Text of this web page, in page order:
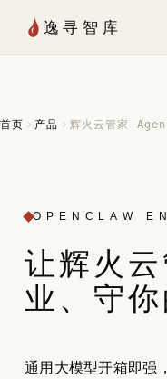
Skip to Content
逸寻智库
首页 产品 辉火云管家
OPENCLAW
让辉火
业、守
通用大模型开箱即强